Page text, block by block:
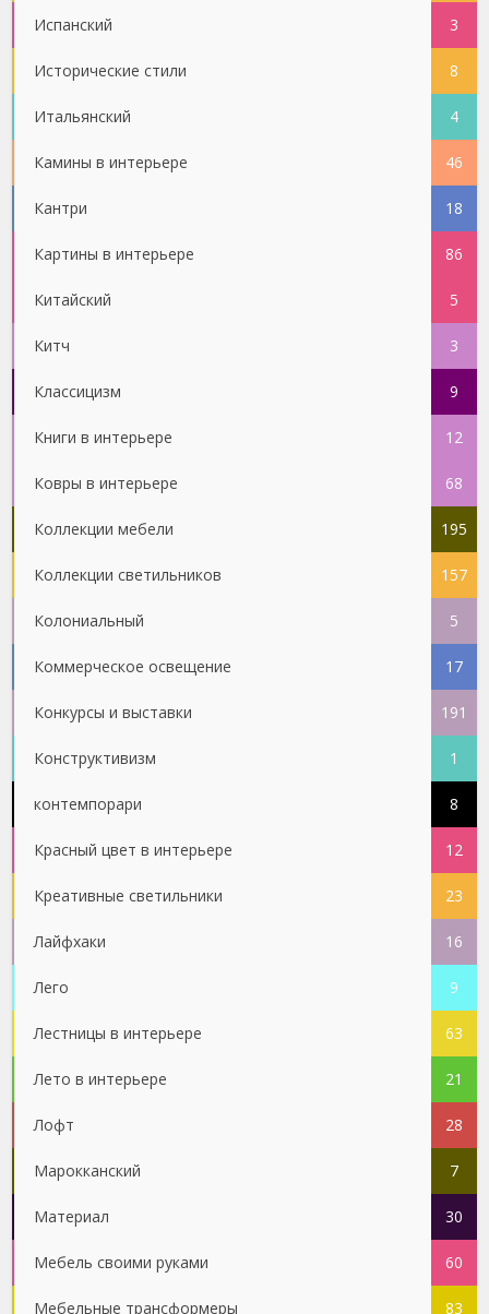
Испанский 3
Исторические стили 8
Итальянский 4
Камины в интерьере 46
Кантри 18
Картины в интерьере 86
Китайский 5
Китч 3
Классицизм 9
Книги в интерьере 12
Ковры в интерьере 68
Коллекции мебели 195
Коллекции светильников 157
Колониальный 5
Коммерческое освещение 17
Конкурсы и выставки 191
Конструктивизм 1
контемпорари 8
Красный цвет в интерьере 12
Креативные светильники 23
Лайфхаки 16
Лего 9
Лестницы в интерьере 63
Лето в интерьере 21
Лофт 28
Марокканский 7
Материал 30
Мебель своими руками 60
Мебельные трансформеры 83